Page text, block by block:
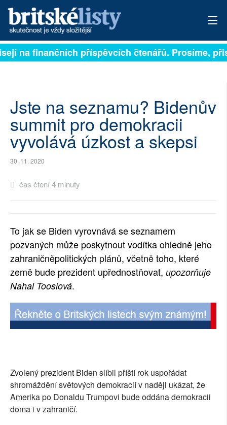
PŘIHLÁSIT
ARCHIV
ROZHOVORY
TÉMATA
SOCIÁLNÍ SÍTĚ
RUBRIKY
PLNÁ VERZE STRÁNEK
na finančních příspěvcích čtenářů. Prosíme,
Jste na seznamu? Bidenův
summit pro demokracii
vyvolává úzkost a skepsi
30. 11. 2020
čas čtení 4 minuty
To jak se Biden vyrovnává se seznamem
pozvaných může poskytnout vodítka ohledně jeho
zahraničněpolitických plánů, včetně toho, které
země bude prezident upřednostňovat, upozorňuje
Nahal Toosiová.
Zvolený prezident Biden slíbil příští rok uspořádat
shromáždění světových demokracií v naději ukázat, že
Amerika po Donaldu Trumpovi bude oddána demokracii
doma i v zahraničí.